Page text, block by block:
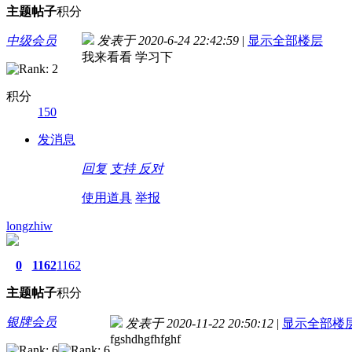
主题帖子积分
中级会员
积分
150
发消息
发表于 2020-6-24 22:42:59 | 显示全部楼层
我来看看 学习下
回复 支持 反对
使用道具 举报
longzhiw
0
主题
1162
帖子
1162
积分
银牌会员 发表于 2020-11-22 20:50:12 | 显示全部楼
fgshdhgfhfghf